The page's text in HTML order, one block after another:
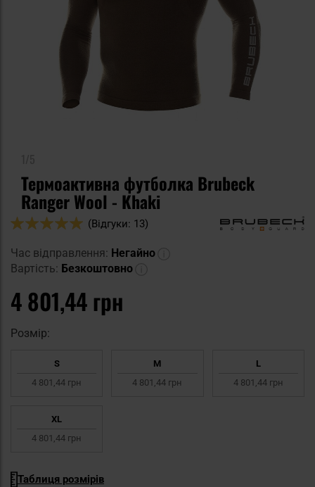
Термоактивна футболка Brubeck
Ranger Wool - Khaki
Оцінка:
(Відгуки: 13)
Час відправлення: Негайно
Вартість: Безкоштовно
4 801,44 грн
Pозмір:
S
4 801,44 грн
M
4 801,44 грн
L
4 801,44 грн
XL
4 801,44 грн
Таблиця розмірів